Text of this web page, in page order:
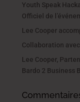
Youth Speak
Officiel de
Lee Cooper
Collaboration
Lee Cooper,
Bardo 2 Business